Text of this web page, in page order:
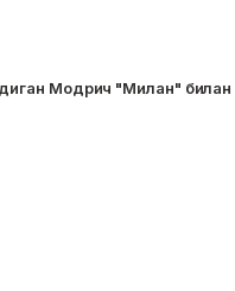
Модрич "Милан"